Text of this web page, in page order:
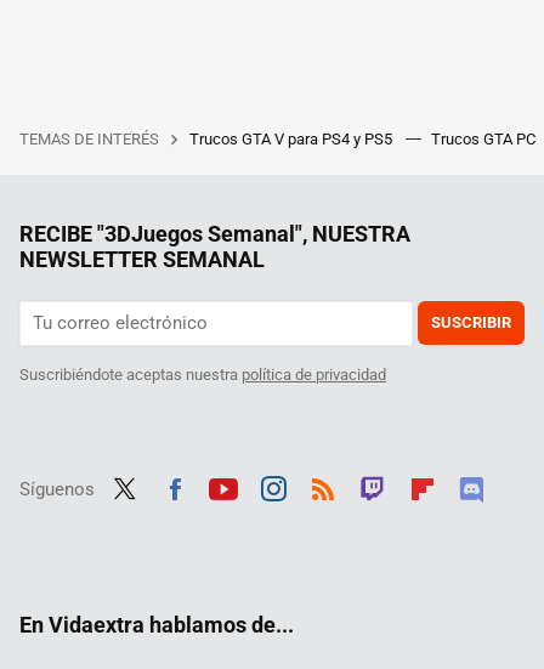
TEMAS DE INTERÉS Trucos GTA V para PS4 y PS5 Trucos GTA PC
RECIBE "3DJuegos Semanal", NUESTRA
NEWSLETTER SEMANAL
SUSCRIBIR
Suscribiéndote aceptas nuestra política de privacidad
Síguenos
En Vidaextra hablamos de...